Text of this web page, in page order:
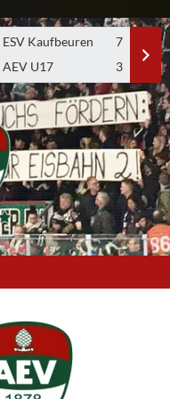
ESV Kaufbeuren
7
AEV U17
3